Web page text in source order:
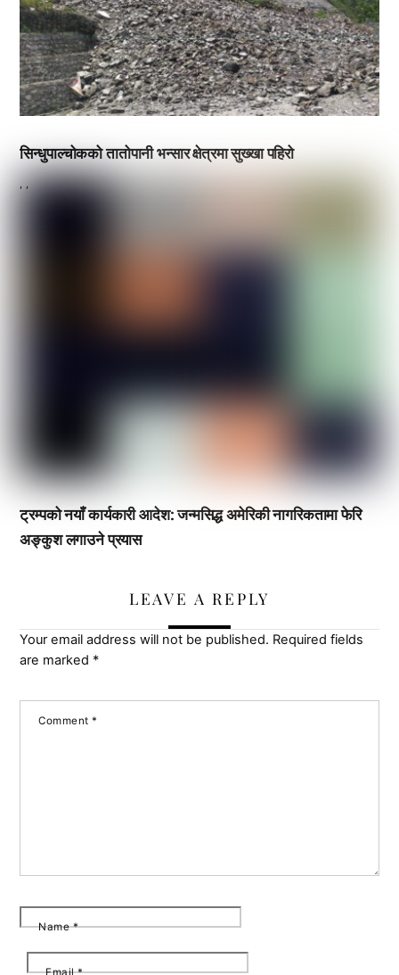
सिन्धुपाल्चोकको तातोपानी भन्सार क्षेत्रमा सुख्खा पहिरो
, ,
ट्रम्पको नयाँ कार्यकारी आदेश: जन्मसिद्ध अमेरिकी नागरिकतामा फेरि
अङ्कुश लगाउने प्रयास
LEAVE A REPLY
Your email address will not be published. Required fields
are marked *
Comment*
Name*
Email*